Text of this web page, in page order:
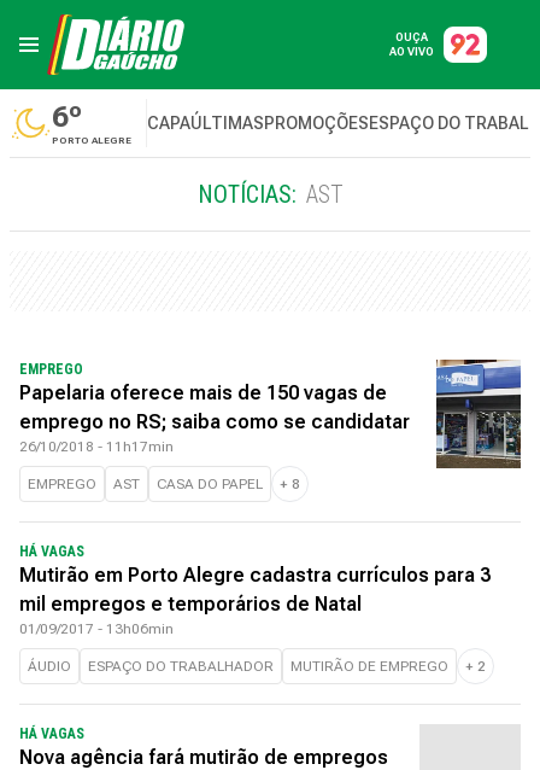
OUÇA
AO VIVO
6º
PORTO ALEGRE
CAPAÚLTIMASPROMOÇÕESESPAÇO DO
NOTÍCIAS: AST
EMPREGO
Papelaria oferece mais de 150 vagas de
emprego no RS; saiba como se candidatar
26/10/2018 - 11h17min
EMPREGO AST CASA DO PAPEL + 8
HÁ VAGAS
Mutirão em Porto Alegre cadastra currículos para 3
mil empregos e temporários de Natal
01/09/2017 - 13h06min
ÁUDIO ESPAÇO DO TRABALHADOR MUTIRÃO DE EMPREGO + 2
HÁ VAGAS
Nova agência fará mutirão de empregos